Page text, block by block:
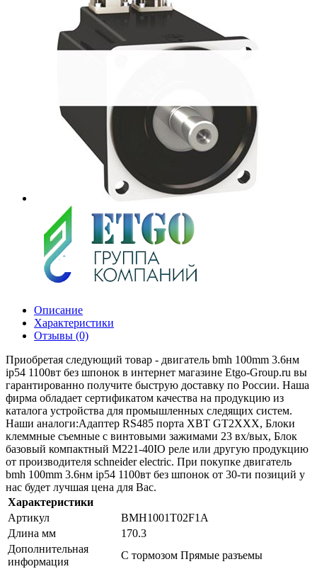
Описание
Характеристики
Отзывы (0)
Приобретая следующий товар - двигатель bmh 100mm 3.6нм
ip54 1100вт без шпонок в интернет магазине Etgo-Group.ru вы
гарантированно получите быструю доставку по России. Наша
фирма обладает сертификатом качества на продукцию из
каталога устройства для промышленных следящих систем.
Наши аналоги:Адаптер RS485 порта XBT GT2XXX, Блоки
клеммные съемные с винтовыми зажимами 23 вх/вых, Блок
базовый компактный M221-40IO реле или другую продукцию
от производителя schneider electric. При покупке двигатель
bmh 100mm 3.6нм ip54 1100вт без шпонок от 30-ти позиций у
нас будет лучшая цена для Вас.
Характеристики
Артикул
BMH1001T02F1A
Длина мм
170.3
Дополнительная
информация
С тормозом Прямые разъемы